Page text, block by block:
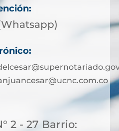
2 - 27 Barrio: